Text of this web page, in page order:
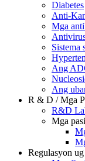
Diabetes
Anti-
Mga
Sistema
Ang
Ang
R & D / Mga
R&D
Mga
Regulasyon